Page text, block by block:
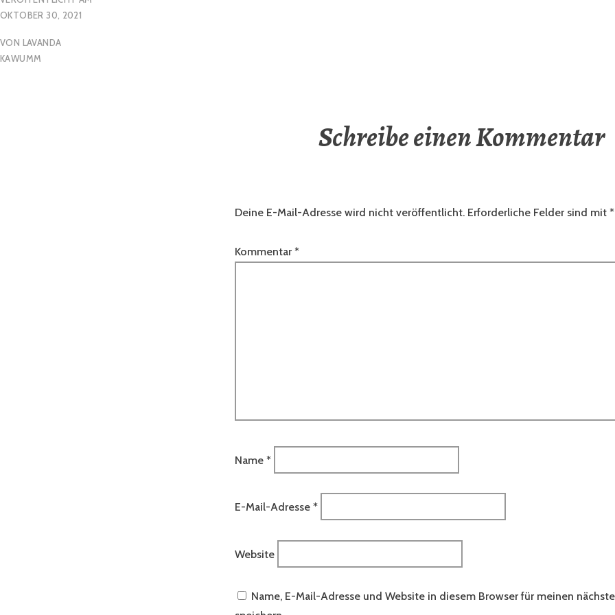
OKTOBER 30, 2021
VON LAVANDA
KAWUMM
Schreibe einen Kommentar
Deine E-Mail-Adresse wird nicht veröffentlicht. Erforderliche Felder sind mit *
Kommentar *
Name *
E-Mail-Adresse *
Website
Name, E-Mail-Adresse und Website in diesem Browser für meinen